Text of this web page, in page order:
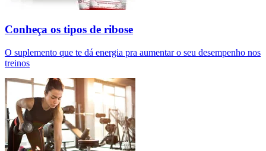
Conheça os tipos de ribose
O suplemento que te dá energia pra aumentar o seu desempenho nos
treinos